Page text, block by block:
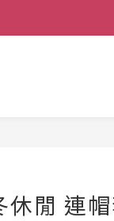
閒 連帽